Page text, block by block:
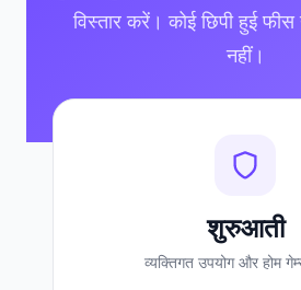
विस्तार करें। कोई छिपी हुई
नहीं।
शुरुआती
व्यक्तिगत उपयोग और होम